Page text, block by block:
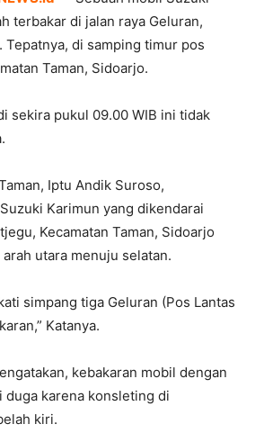
terbakar di jalan raya Geluran,
Tepatnya, di samping timur pos
Taman, Sidoarjo.
sekira pukul 09.00 WIB ini tidak
Iptu Andik Suroso,
Karimun yang dikendarai
Kecamatan Taman, Sidoarjo
utara menuju selatan.
simpang tiga Geluran (Pos Lantas
Katanya.
kebakaran mobil dengan
duga karena konsleting di
kiri.